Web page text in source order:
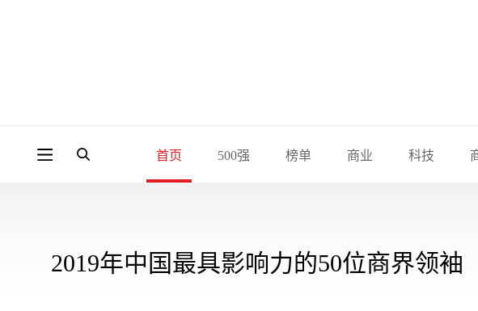
首页 500强 榜单 商业 科技
2019年中国最具影响力的50位商界领袖